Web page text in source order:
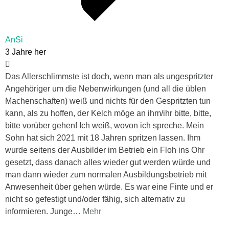
AnSi
3 Jahre her
Das Allerschlimmste ist doch, wenn man als ungespritzter
Angehöriger um die Nebenwirkungen (und all die üblen
Machenschaften) weiß und nichts für den Gespritzten tun
kann, als zu hoffen, der Kelch möge an ihm/ihr bitte, bitte,
bitte vorüber gehen! Ich weiß, wovon ich spreche. Mein
Sohn hat sich 2021 mit 18 Jahren spritzen lassen. Ihm
wurde seitens der Ausbilder im Betrieb ein Floh ins Ohr
gesetzt, dass danach alles wieder gut werden würde und
man dann wieder zum normalen Ausbildungsbetrieb mit
Anwesenheit über gehen würde. Es war eine Finte und er
nicht so gefestigt und/oder fähig, sich alternativ zu
informieren. Junge… Mehr